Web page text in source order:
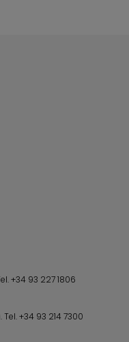
+34 93 227 1806
Tel.+34 93 214 7300